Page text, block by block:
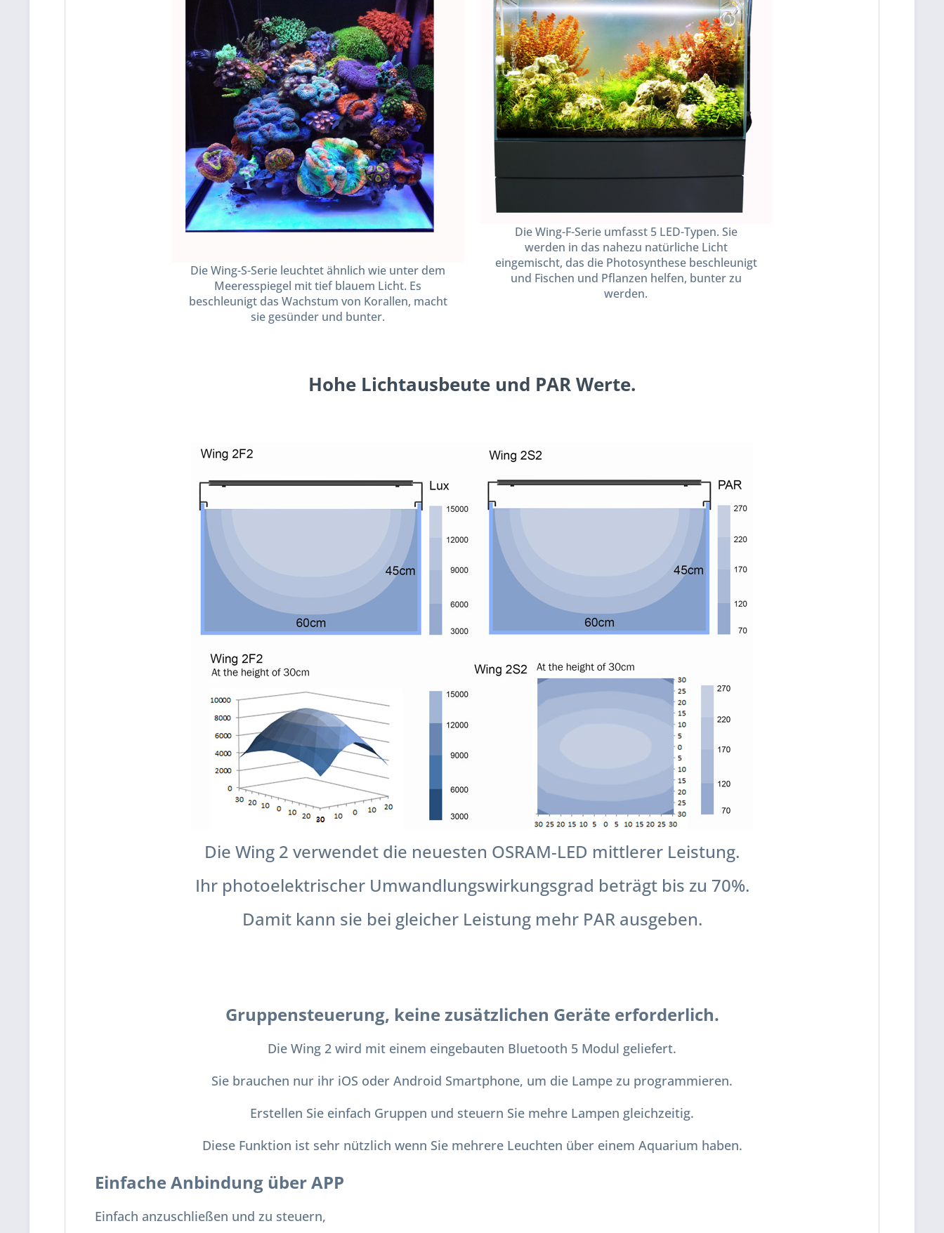
Die Wing-S-Serie leuchtet ähnlich wie unter dem
Meeresspiegel mit tief blauem Licht. Es
beschleunigt das Wachstum von Korallen, macht
sie gesünder und bunter.
Die Wing-F-Serie umfasst 5 LED-Typen. Sie
werden in das nahezu natürliche Licht
eingemischt, das die Photosynthese beschleunigt
und Fischen und Pflanzen helfen, bunter zu
werden.
Hohe Lichtausbeute und PAR Werte.
Die Wing 2 verwendet die neuesten OSRAM-LED mittlerer Leistung.
Ihr photoelektrischer Umwandlungswirkungsgrad beträgt bis zu 70%.
Damit kann sie bei gleicher Leistung mehr PAR ausgeben.
Gruppensteuerung, keine zusätzlichen Geräte erforderlich.
Die Wing 2 wird mit einem eingebauten Bluetooth 5 Modul geliefert.
Sie brauchen nur ihr iOS oder Android Smartphone, um die Lampe zu programmieren.
Erstellen Sie einfach Gruppen und steuern Sie mehre Lampen gleichzeitig.
Diese Funktion ist sehr nützlich wenn Sie mehrere Leuchten über einem Aquarium haben.
Einfache Anbindung über APP
Einfach anzuschließen und zu steuern,